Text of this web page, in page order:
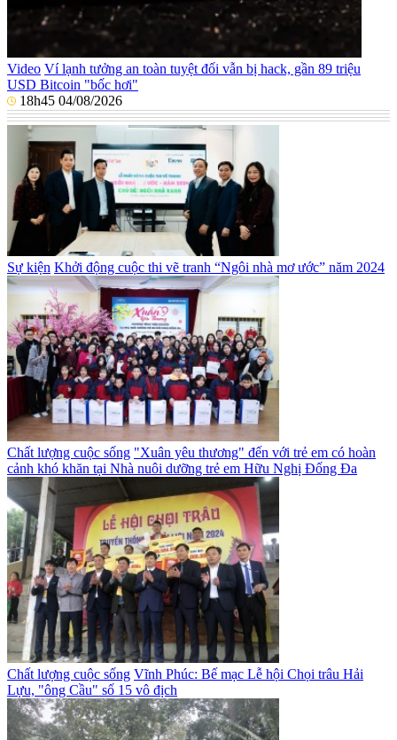
Video Ví lạnh tưởng an toàn tuyệt đối vẫn bị hack, gần 89 triệu
USD Bitcoin "bốc hơi"
18h45 04/08/2026
Sự kiện Khởi động cuộc thi vẽ tranh “Ngôi nhà mơ ước” năm 2024
Chất lượng cuộc sống "Xuân yêu thương" đến với trẻ em có hoàn
cảnh khó khăn tại Nhà nuôi dưỡng trẻ em Hữu Nghị Đống Đa
Chất lượng cuộc sống Vĩnh Phúc: Bế mạc Lễ hội Chọi trâu Hải
Lựu, "ông Cầu" số 15 vô địch